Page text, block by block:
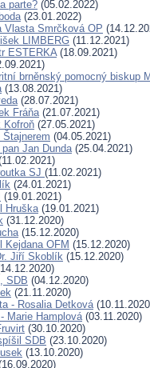
parte? (05.02.2022)
(23.01.2022)
Vlasta Smrčková OP
LIMBERG (11.12.2021)
ESTERKA(18.09.2021)
brněnský pomocný biskup
(13.08.2021)
(28.07.2021)
Fráňa(21.07.2021)
Kofroň (27.05.2021)
(04.05.2021)
Jan Dunda(25.04.2021)
SJ (11.02.2021)
(24.01.2021)
(19.01.2021)
Hruška(19.01.2021)
(31.12.2020)
(15.12.2020)
Kejdana OFM (15.12.2020)
Jiří Skoblík (15.12.2020)
SDB (04.12.2020)
(21.11.2020)
- Rosalia Detková
Marie Hamplová(03.11.2020)
(30.10.2020)
SDB (23.10.2020)
(13.10.2020)